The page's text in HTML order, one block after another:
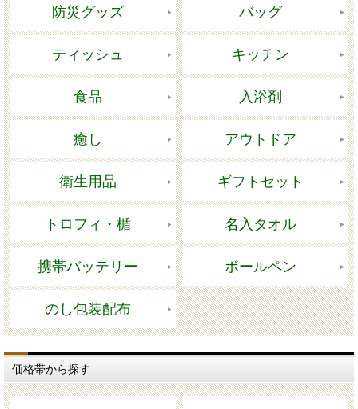
防災グッズ バッグ
ティッシュ キッチン
食品 入浴剤
癒し アウトドア
衛生用品 ギフトセット
トロフィ・楯 名入タオル
携帯バッテリー ボールペン
のし包装配布
価格帯から探す